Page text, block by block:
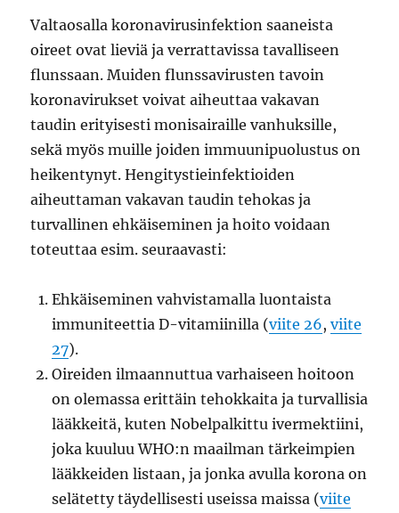
Valtaosalla koronavirusinfektion saaneista
oireet ovat lieviä ja verrattavissa tavalliseen
flunssaan. Muiden flunssavirusten tavoin
koronavirukset voivat aiheuttaa vakavan
taudin erityisesti monisairaille vanhuksille,
sekä myös muille joiden immuunipuolustus on
heikentynyt. Hengitystieinfektioiden
aiheuttaman vakavan taudin tehokas ja
turvallinen ehkäiseminen ja hoito voidaan
toteuttaa esim. seuraavasti:
Ehkäiseminen vahvistamalla luontaista
immuniteettia D-vitamiinilla (viite 26,viite
27).
Oireiden ilmaannuttua varhaiseen hoitoon
on olemassa erittäin tehokkaita ja turvallisia
lääkkeitä, kuten Nobelpalkittu ivermektiini,
joka kuuluu WHO:n maailman tärkeimpien
lääkkeiden listaan, ja jonka avulla korona on
selätetty täydellisesti useissa maissa (viite